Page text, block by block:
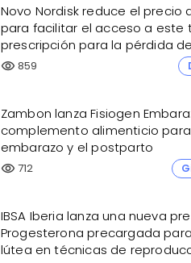
Novo Nordisk reduce el precio
para facilitar el acceso a este
prescripción para la pérdida
visibility 859
Zambon lanza Fisiogen
complemento alimenticio
embarazo y el postparto
visibility 712
IBSA Iberia lanza una nueva
Progesterona precargada
lútea en técnicas de